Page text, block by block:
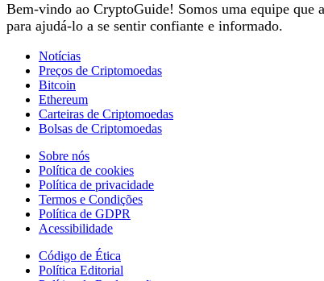
Bem-vindo ao CryptoGuide! Somos uma equipe que
para ajudá-lo a se sentir confiante e informado.
Notícias
Preços de Criptomoedas
Bitcoin
Ethereum
Carteiras de Criptomoedas
Bolsas de Criptomoedas
Sobre nós
Política de cookies
Política de privacidade
Termos e Condições
Política de GDPR
Acessibilidade
Código de Ética
Política Editorial